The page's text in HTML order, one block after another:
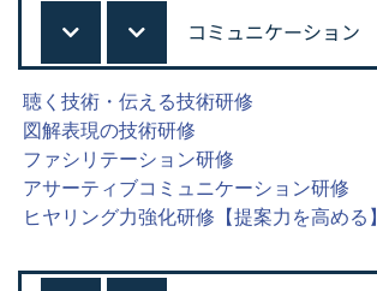
コミュニケーション
聴く技術・伝える技術研修
図解表現の技術研修
ファシリテーション研修
アサーティブコミュニケーション研修
ヒヤリング力強化研修【提案力を高める】